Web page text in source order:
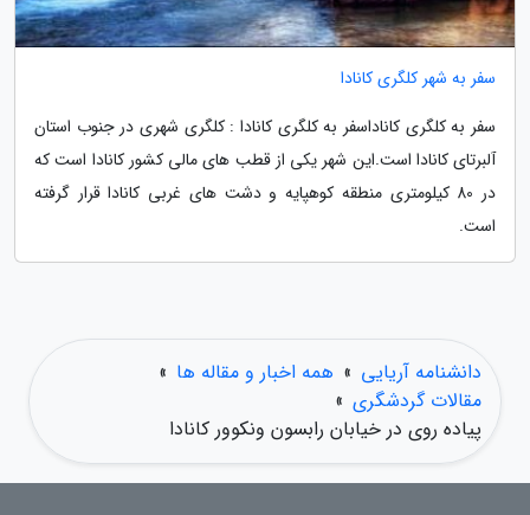
سفر به شهر کلگری کانادا
سفر به کلگری کاناداسفر به کلگری کانادا : کلگری شهری در جنوب استان
آلبرتای کانادا است.این شهر یکی از قطب های مالی کشور کانادا است که
در 80 کیلومتری منطقه کوهپایه و دشت های غربی کانادا قرار گرفته
است.
دانشنامه آریایی » همه اخبار و مقاله ها »
مقالات گردشگری »
پیاده روی در خیابان رابسون ونکوور کانادا